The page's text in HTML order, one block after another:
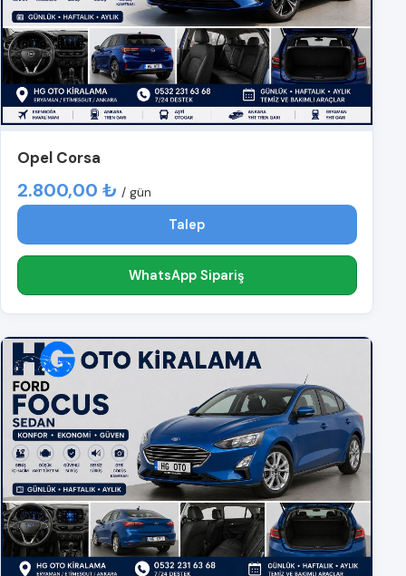
Opel Corsa
2.800,00 ₺ / gün
Talep
WhatsApp Sipariş